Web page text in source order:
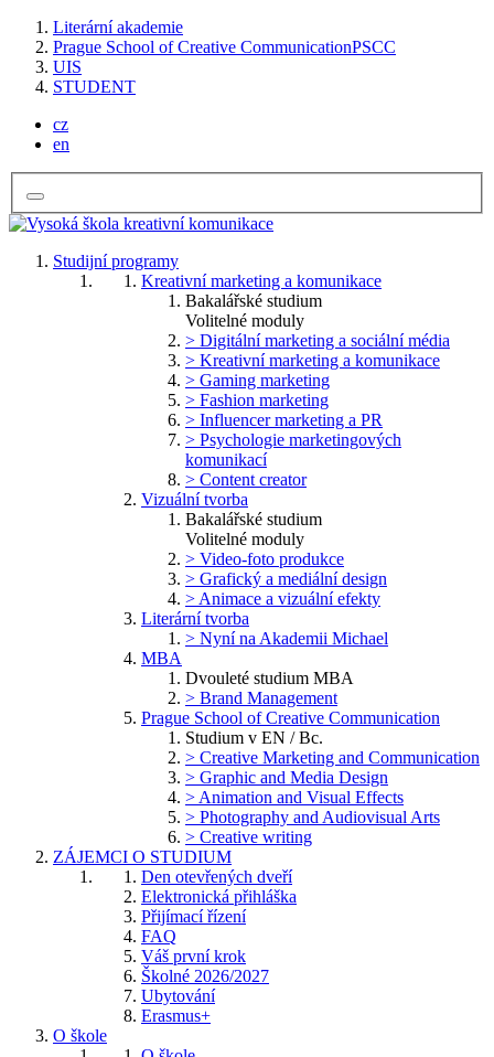
Literární akademie
Prague School of Creative CommunicationPSCC
UIS
STUDENT
cz
en
Studijní programy
Kreativní marketing a komunikace
Bakalářské studium
Volitelné moduly
> Digitální marketing a sociální média
> Kreativní marketing a komunikace
> Gaming marketing
> Fashion marketing
> Influencer marketing a PR
> Psychologie marketingových
komunikací
> Content creator
Vizuální tvorba
Bakalářské studium
Volitelné moduly
> Video-foto produkce
> Grafický a mediální design
> Animace a vizuální efekty
Literární tvorba
> Nyní na Akademii Michael
MBA
Dvouleté studium MBA
> Brand Management
Prague School of Creative Communication
Studium v EN / Bc.
> Creative Marketing and Communication
> Graphic and Media Design
> Animation and Visual Effects
> Photography and Audiovisual Arts
> Creative writing
ZÁJEMCI O STUDIUM
Den otevřených dveří
Elektronická přihláška
Přijímací řízení
FAQ
Váš první krok
Školné 2026/2027
Ubytování
Erasmus+
O škole